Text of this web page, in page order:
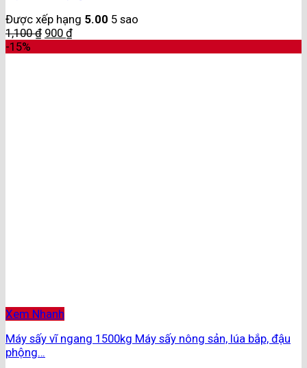
Được xếp hạng 5.00 5 sao
1,100₫ 900 ₫
-15%
Xem Nhanh
Máy sấy vĩ ngang 1500kg Máy sấy nông sản, lúa bắp, đậu
phộng…